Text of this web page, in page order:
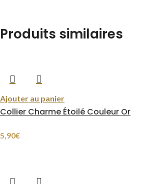
Produits similaires
Ajouter au panier
Collier Charme Étoilé Couleur Or
5,90€